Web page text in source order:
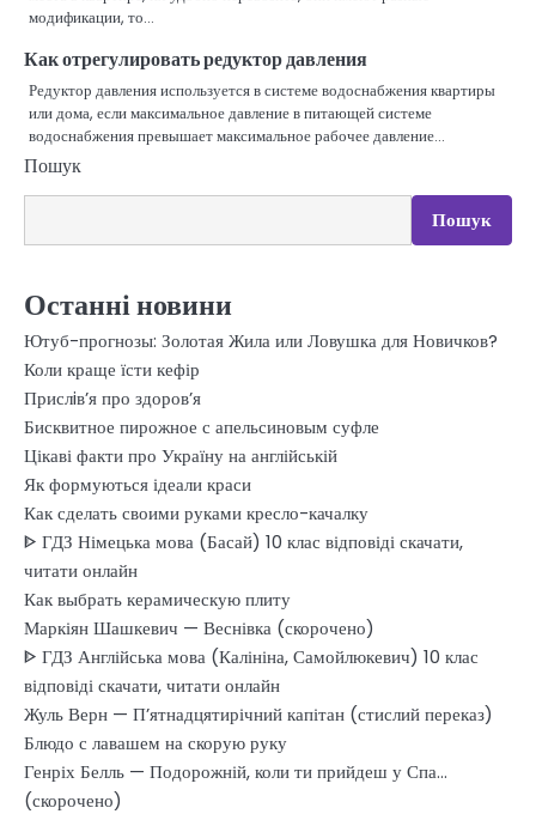
модификации, то…
Как отрегулировать редуктор давления
Редуктор давления используется в системе водоснабжения квартиры
или дома, если максимальное давление в питающей системе
водоснабжения превышает максимальное рабочее давление…
Пошук
Пошук
Останні новини
Ютуб-прогнозы: Золотая Жила или Ловушка для Новичков?
Коли краще їсти кефір
Прислiв’я про здоров’я
Бисквитное пирожное с апельсиновым суфле
Цікаві факти про Україну на англійській
Як формуються ідеали краси
Как сделать своими руками кресло-качалку
ᐈ ГДЗ Німецька мова (Басай) 10 клас відповіді скачати,
читати онлайн
Как выбрать керамическую плиту
Маркіян Шашкевич — Веснівка (скорочено)
ᐈ ГДЗ Англійська мова (Калініна, Самойлюкевич) 10 клас
відповіді скачати, читати онлайн
Жуль Верн — П’ятнадцятирічний капітан (стислий переказ)
Блюдо с лавашем на скорую руку
Генріх Белль — Подорожній, коли ти прийдеш у Спа…
(скорочено)